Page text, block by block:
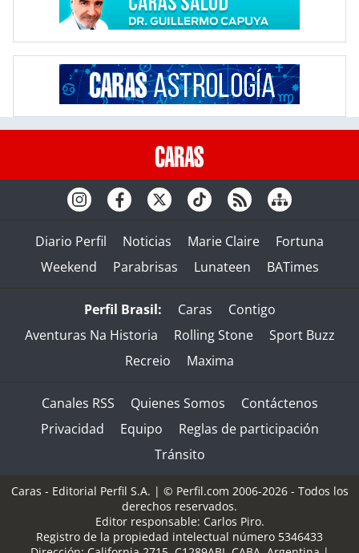
Diario Perfil Noticias Marie Claire
Fortuna
Weekend
Parabrisas Lunateen BATimes
Perfil Brasil: Caras
Contigo
Aventuras Na Historia
Rolling Stone
Sport Buzz
Recreio
Maxima
Canales RSS Quienes Somos
Contáctenos
Privacidad
Equipo
Reglas de participación
Tránsito
Caras - Editorial Perfil S.A. | © Perfil.com 2006-2026 - Todos los
derechos reservados.
Editor responsable: Carlos Piro.
Registro de la propiedad intelectual número 5346433